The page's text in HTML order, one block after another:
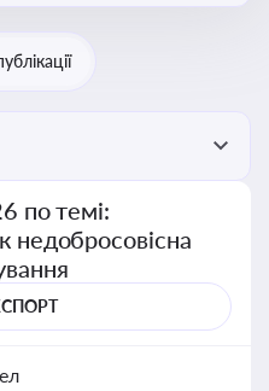
по темі:
недобросовісна